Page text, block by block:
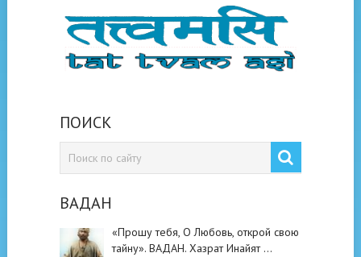
ПОИСК
ВАДАН
«Прошу тебя, О Любовь, открой свою
тайну». ВАДАН. Хазрат Инайят …